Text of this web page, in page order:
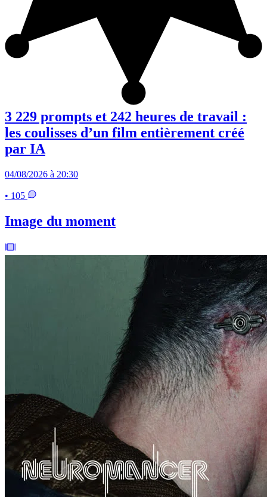
3 229 prompts et 242 heures de travail :
les coulisses d’un film entièrement créé
par IA
04/08/2026 à 20:30
• 105
Image du moment